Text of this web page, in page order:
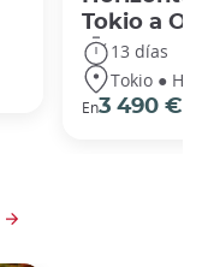
Tokio a
13 días
Tokio ●
En3 490 €